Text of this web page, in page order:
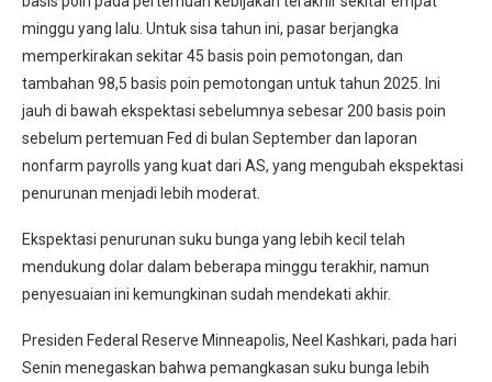
minggu yang lalu. Untuk sisa tahun ini, pasar berjangka
memperkirakan sekitar 45 basis poin pemotongan, dan
tambahan 98,5 basis poin pemotongan untuk tahun 2025. Ini
jauh di bawah ekspektasi sebelumnya sebesar 200 basis poin
sebelum pertemuan Fed di bulan September dan laporan
nonfarm payrolls yang kuat dari AS, yang mengubah ekspektasi
penurunan menjadi lebih moderat.
Ekspektasi penurunan suku bunga yang lebih kecil telah
mendukung dolar dalam beberapa minggu terakhir, namun
penyesuaian ini kemungkinan sudah mendekati akhir.
Presiden Federal Reserve Minneapolis, Neel Kashkari, pada hari
Senin menegaskan bahwa pemangkasan suku bunga lebih